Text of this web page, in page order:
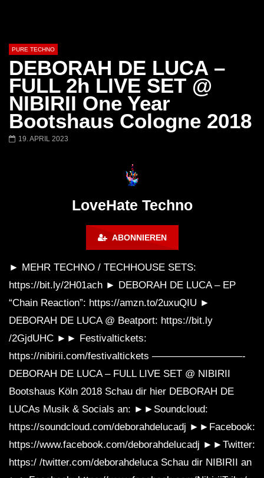
Später
01:31:35
Miss Djax – Cherry Moon –
Lokeren Belgium (1996)
Torsten Kanzler
PURE TECHNO
DEBORAH DE LUCA –
FULL 2h LIVE SET @
NIBIRII One Year
Bootshaus Cologne 2018
19. APRIL 2023
LoveHate Techno
ABONNIEREN
► MEHR TECHNO / TECHHOUSE SETS:
https://bit.ly/2H01ach ► DEBORAH DE LUCA – EP
“Chain Reaction”: https://amzn.to/2uxuQIU ►
DEBORAH DE LUCA @ Beatport: https://bit.ly
/2GjdUHC ►► Festivaltickets:
https://nibirii.com/festivaltickets —————————-
DEBORAH DE LUCA – FULL LIVE SET @ NIBIRII
Bootshaus Köln 2018 Schau dir hier DEBORAH DE
LUCAs Musik & Socials an: ►►Soundcloud:
https://soundcloud.com/deborahdelucadj ►►Facebook:
https://www.facebook.com/deborahdelucadj ►►Twitter:
https:/ /twitter.com/deborahdeluca Schau dir NIBIRII an